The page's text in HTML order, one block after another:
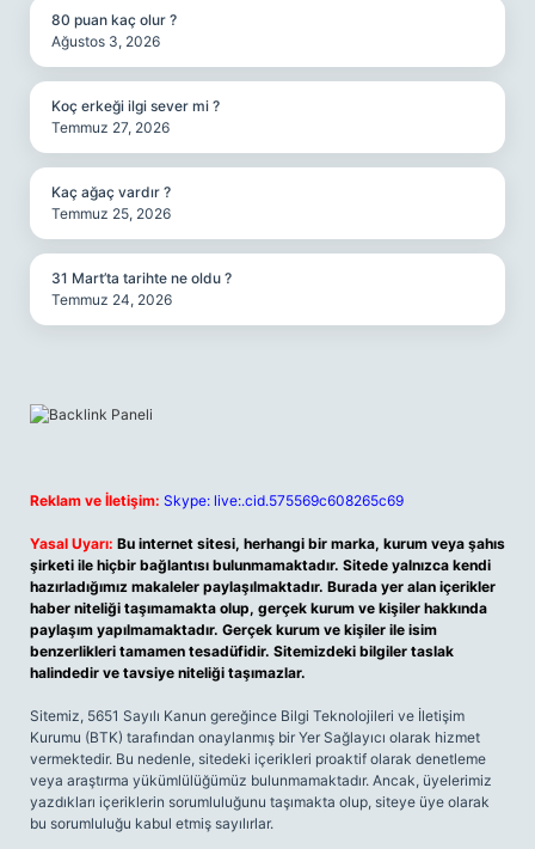
80 puan kaç olur ?
Ağustos 3, 2026
Koç erkeği ilgi sever mi ?
Temmuz 27, 2026
Kaç ağaç vardır ?
Temmuz 25, 2026
31 Mart’ta tarihte ne oldu ?
Temmuz 24, 2026
Reklam ve İletişim: Skype: live:.cid.575569c608265c69
Yasal Uyarı: Bu internet sitesi, herhangi bir marka, kurum veya şahıs
şirketi ile hiçbir bağlantısı bulunmamaktadır. Sitede yalnızca kendi
hazırladığımız makaleler paylaşılmaktadır. Burada yer alan içerikler
haber niteliği taşımamakta olup, gerçek kurum ve kişiler hakkında
paylaşım yapılmamaktadır. Gerçek kurum ve kişiler ile isim
benzerlikleri tamamen tesadüfidir. Sitemizdeki bilgiler taslak
halindedir ve tavsiye niteliği taşımazlar.
Sitemiz, 5651 Sayılı Kanun gereğince Bilgi Teknolojileri ve İletişim
Kurumu (BTK) tarafından onaylanmış bir Yer Sağlayıcı olarak hizmet
vermektedir. Bu nedenle, sitedeki içerikleri proaktif olarak denetleme
veya araştırma yükümlülüğümüz bulunmamaktadır. Ancak, üyelerimiz
yazdıkları içeriklerin sorumluluğunu taşımakta olup, siteye üye olarak
bu sorumluluğu kabul etmiş sayılırlar.